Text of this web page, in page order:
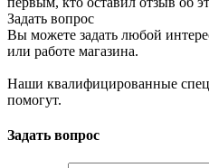
Задать вопрос
Вы можете задать любой
или работе магазина.
Наши квалифицированные
помогут.
Задать вопрос